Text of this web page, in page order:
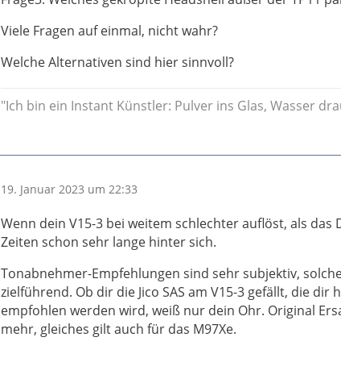
Viele Fragen auf einmal, nicht wahr?
Welche Alternativen sind hier sinnvoll?
"Ich bin ein Instant Künstler: Pulver ins Glas, Wasser
19. Januar 2023 um 22:33
Wenn dein V15-3 bei weitem schlechter auflöst, als das
Zeiten schon sehr lange hinter sich.
Tonabnehmer-Empfehlungen sind sehr subjektiv,
zielführend. Ob dir die Jico SAS am V15-3 gefällt, die dir
empfohlen werden wird, weiß nur dein Ohr. Original
mehr, gleiches gilt auch für das M97Xe.